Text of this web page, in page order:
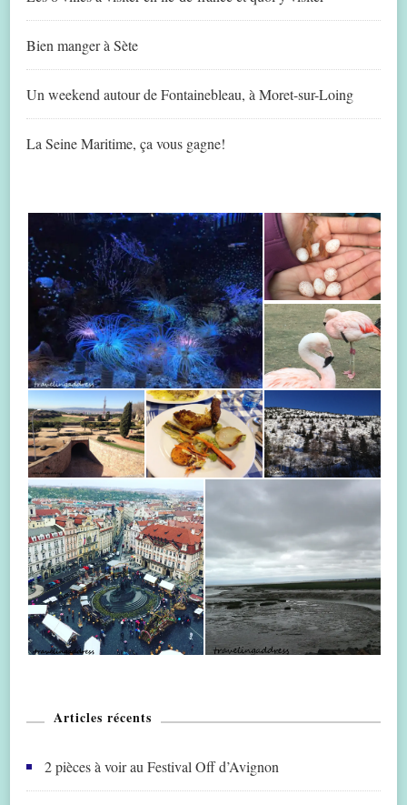
Bien manger à Sète
Un weekend autour de Fontainebleau, à Moret-sur-Loing
La Seine Maritime, ça vous gagne!
Articles récents
2 pièces à voir au Festival Off d’Avignon